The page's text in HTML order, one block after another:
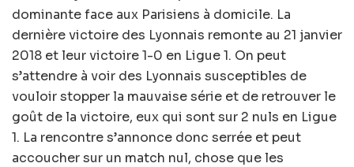
dominante face aux Parisiens à domicile. La
dernière victoire des Lyonnais remonte au 21 janvier
2018 et leur victoire 1-0 en Ligue 1. On peut
s’attendre à voir des Lyonnais susceptibles de
vouloir stopper la mauvaise série et de retrouver le
goût de la victoire, eux qui sont sur 2 nuls en Ligue
1. La rencontre s’annonce donc serrée et peut
accoucher sur un match nul, chose que les